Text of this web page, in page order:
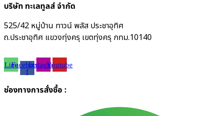
บริษัท ทะเลทูลส์ จำกัด
525/42 หมู่บ้าน ทาวน์ พลัส ประชาอุทิศ
ถ.ประชาอุทิศ แขวงทุ่งครุ เขตทุ่งครุ กทม.10140
LineFacebook-
f
InstagramYoutube
ช่องทางการสั่งซื้อ :